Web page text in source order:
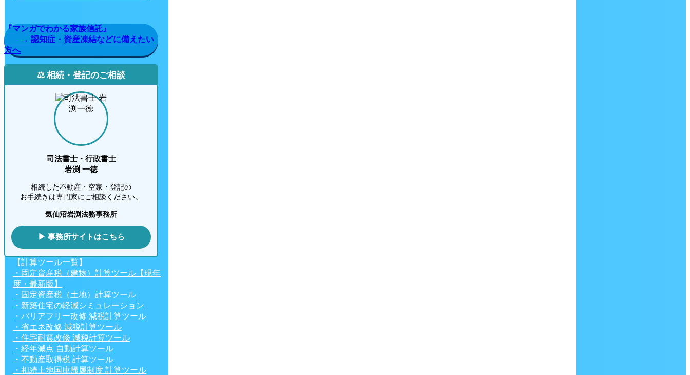
『マンガでわかる家族信託』
→ 認知症・資産凍結などに備えたい
方へ
⚖️ 相続・登記のご相談
司法書士・行政書士
岩渕 一徳
相続した不動産・空家・登記の
お手続きは専門家にご相談ください。
気仙沼岩渕法務事務所
▶ 事務所サイトはこちら
【計算ツール一覧】
・固定資産税（建物）計算ツール【現年
度・最新版】
・固定資産税（土地）計算ツール
・新築住宅の軽減シミュレーション
・バリアフリー改修 減税計算ツール
・省エネ改修 減税計算ツール
・住宅耐震改修 減税計算ツール
・経年減点 自動計算ツール
・不動産取得税 計算ツール
・相続土地国庫帰属制度 計算ツール